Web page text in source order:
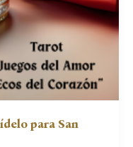
para San